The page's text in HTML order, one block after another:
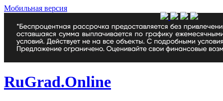
Мобильная версия
RuGrad.Online